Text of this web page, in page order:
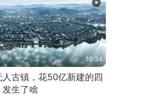
16:34
人古镇，花50亿新建的四
生了啥